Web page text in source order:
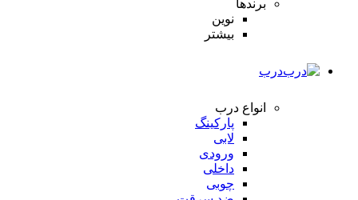
برندها
نوین
بیشتر
درب
انواع درب
پارکینگ
لابی
ورودی
داخلی
چوبی